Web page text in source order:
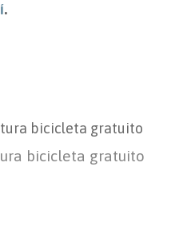
.
bicicleta gratuito